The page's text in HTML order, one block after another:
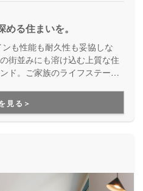
る住まいを。
街並みにも溶け込む上質な住
ド。ご家族のライフステージ
提案しています。
見る＞